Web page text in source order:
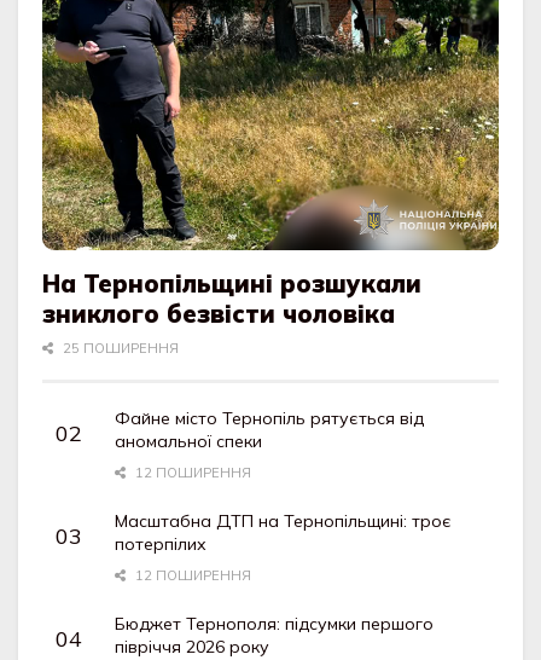
На Тернопільщині розшукали
зниклого безвісти чоловіка
25 ПОШИРЕННЯ
Файне місто Тернопіль рятується від
аномальної спеки
12 ПОШИРЕННЯ
Масштабна ДТП на Тернопільщині: троє
потерпілих
12 ПОШИРЕННЯ
Бюджет Тернополя: підсумки першого
півріччя 2026 року